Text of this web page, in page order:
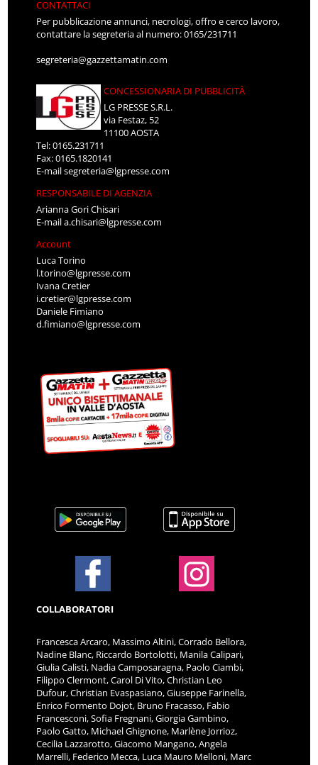
CONTATTACI
Per pubblicazione annunci, necrologi, offro e cerco lavoro,
contattare la segreteria al numero: 0165/231711
segreteria@gazzettamatin.com
CONCESSIONARIA DI PUBBLICITÀ
LG PRESSE S.R.L.
via Festaz, 52
11100 AOSTA
Tel: 0165.231711
Fax: 0165.1820141
E-mailsegreteria@lgpresse.com
RESPONSABILE DI AGENZIA
Arianna Gori Chisari
E-maila.chisari@lgpresse.com
Account
Luca Torino
l.torino@lgpresse.com
Ivana Cretier
i.cretier@lgpresse.com
Daniele Fimiano
d.fimiano@lgpresse.com
COLLABORATORI
Francesca Arcaro, Massimo Altini, Corrado Bellora,
Nadine Blanc, Riccardo Bortolotti, Manila Calipari,
Giulia Calisti, Nadia Camposaragna, Paolo Ciambi,
Filippo Clermont, Carol Di Vito, Christian Leo
Dufour, Christian Evaspasiano, Giuseppe Farinella,
Enrico Formento Dojot, Bruno Fracasso, Fabio
Francesconi, Sofia Fregnani, Giorgia Gambino,
Paolo Gatto, Michael Ghignone, Marlène Jorrioz,
Cecilia Lazzarotto, Giacomo Mangano, Angela
Marrelli, Federico Mecca, Luca Mauro Melloni, Marc